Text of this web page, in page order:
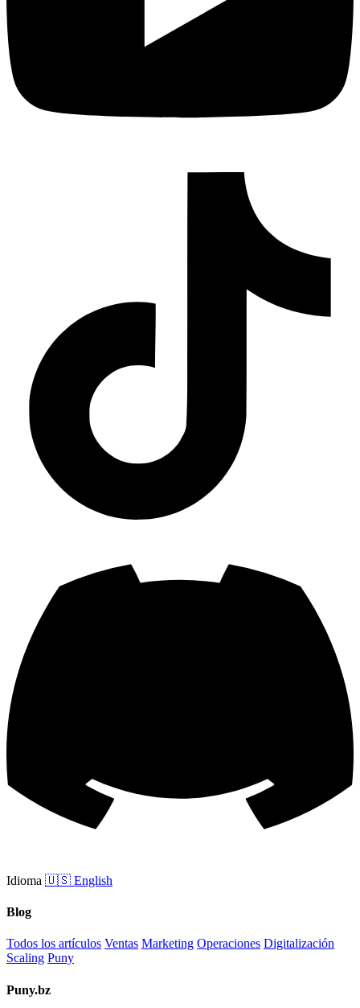
Idioma 🇺🇸 English
Blog
Todos los artículos Ventas Marketing Operaciones Digitalización
Scaling Puny
Puny.bz